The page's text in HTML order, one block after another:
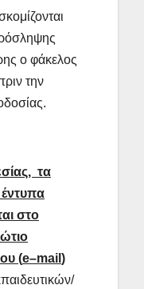
ο φάκελος
την
τα
έντυπα
στο
(e–mail )